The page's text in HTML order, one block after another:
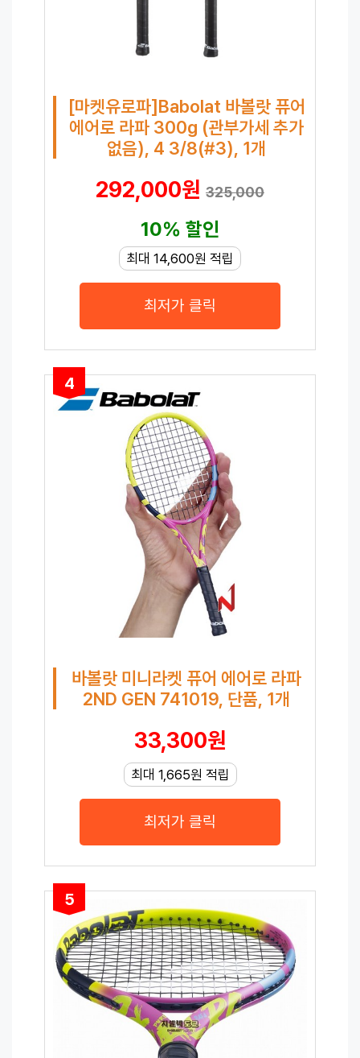
[마켓유로파]Babolat 바볼랏 퓨어
에어로 라파 300g (관부가세 추가
없음), 4 3/8(#3), 1개
292,000원 325,000
10% 할인
최대 14,600원 적립
최저가 클릭
4
바볼랏 미니라켓 퓨어 에어로 라파
2ND GEN 741019, 단품, 1개
33,300원
최대 1,665원 적립
최저가 클릭
5